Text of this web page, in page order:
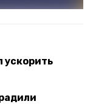
ускорить